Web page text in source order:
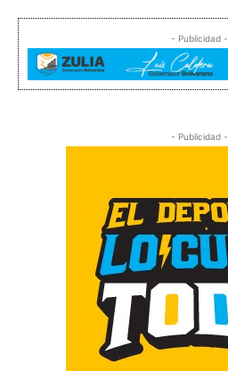
- Publicidad -
- Publicidad -